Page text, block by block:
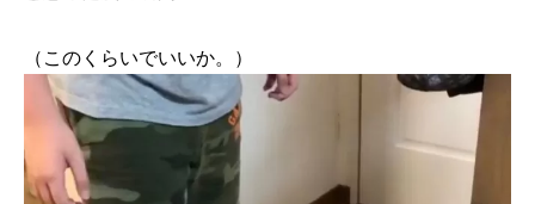
（このくらいでいいか。）